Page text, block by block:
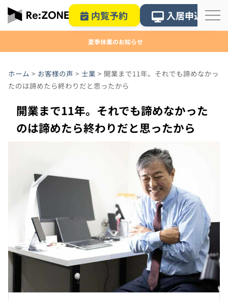
内覧予約 入居申込
夏季休業のお知らせ
ホーム > お客様の声 > 士業 > 開業まで11年。それでも諦めなかっ
たのは諦めたら終わりだと思ったから
開業まで11年。それでも諦めなかった
のは諦めたら終わりだと思ったから